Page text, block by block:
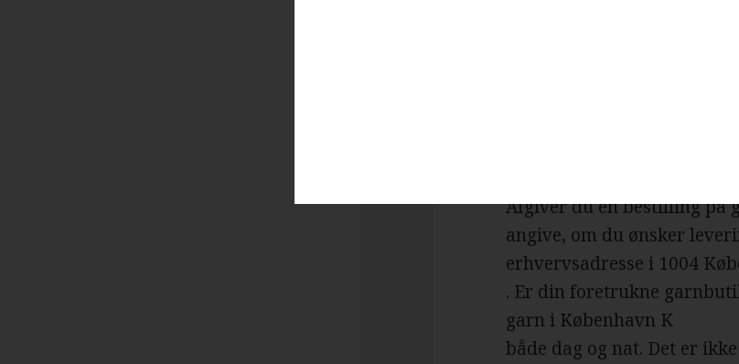
, så har du selvfølgelig
nemlig en realitet, at de
klik væk. Besøger du en
, så vil du med høj
Afgiver du en bestilling på
angive, om du ønsker
erhvervsadresse i 1004
. Er din foretrukne
garn i København K
både dag og nat. Det er